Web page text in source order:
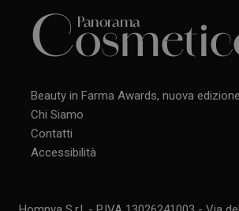
Beauty in Farma Awards, nuova
Chi Siamo
Contatti
Accessibilità